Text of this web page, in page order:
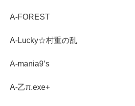
A-FOREST
A-Lucky☆村重の乱
A-mania9’s
A-乙π.exe+